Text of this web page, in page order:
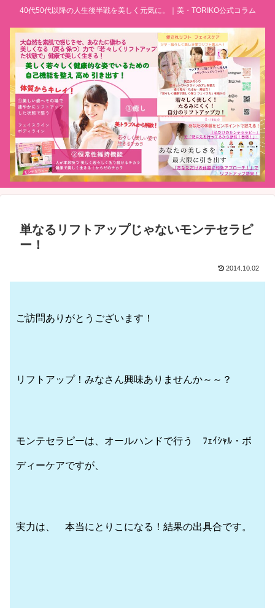
40代50代以降の人生後半戦を美しく元気に。｜美・TORIKO公式コラム
単なるリフトアップじゃないモンテセラピ
ー！
2014.10.02
ご訪問ありがとうございます！
リフトアップ！みなさん興味ありませんか～～？
モンテセラピーは、オールハンドで行う ﾌｪｲｼｬﾙ・ボ
ディーケアですが、
実力は、 本当にとりこになる！結果の出具合です。